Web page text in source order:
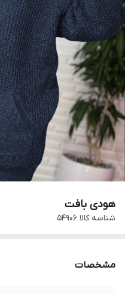
هودی بافت
شناسه کالا ۵۴۹۰۶
مشخصات